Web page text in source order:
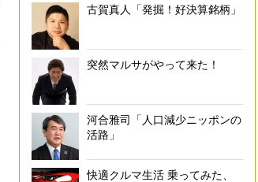
古賀真人「発掘！好決算銘柄」
突然マルサがやって来た！
河合雅司「人口減少ニッポンの
活路」
快適クルマ生活 乗ってみた、